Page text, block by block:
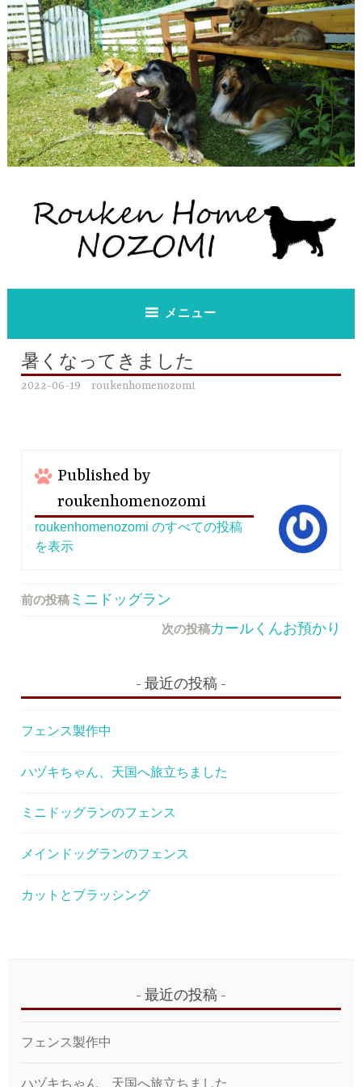
コ
ン
テ
ン
ツ
へ
ス
キ
ッ
プ
老犬ホーム のぞみ
メニュー
暑くなってきました
2022-06-19 roukenhomenozomi
Published by
roukenhomenozomi
roukenhomenozomi のすべての投稿
を表示
投
ー
ョ
ン
前の投稿 ミニドッグラン
次の投稿カールくんお預かり
最近の投稿
フェンス製作中
ハヅキちゃん、天国へ旅立ちました
ミニドッグランのフェンス
メインドッグランのフェンス
カットとブラッシング
最近の投稿
フェンス製作中
ハヅキちゃん、天国へ旅立ちました